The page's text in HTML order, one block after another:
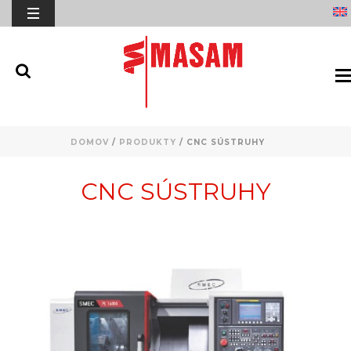
DOMOV / PRODUKTY / CNC SÚSTRUHY
CNC SÚSTRUHY